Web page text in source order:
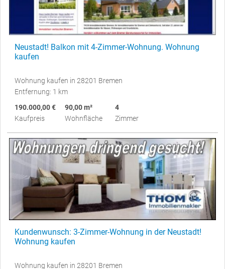
Neustadt! Balkon mit 4-Zimmer-Wohnung. Wohnung
kaufen
Wohnung kaufen in 28201 Bremen
Entfernung: 1 km
190.000,00 €
Kaufpreis
90,00 m²
Wohnfläche
4
Zimmer
Kundenwunsch: 3-Zimmer-Wohnung in der Neustadt!
Wohnung kaufen
Wohnung kaufen in 28201 Bremen